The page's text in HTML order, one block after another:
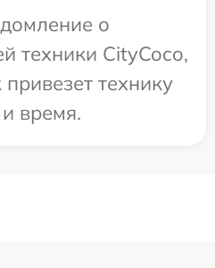
о
техники CityCoco,
технику
время.